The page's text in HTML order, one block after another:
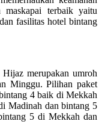
maskapai terbaik yaitu
fasilitas hotel bintang
merupakan umroh
Minggu. Pilihan paket
4 baik di Mekkah
Madinah dan bintang 5
5 di Mekkah dan